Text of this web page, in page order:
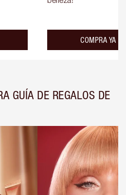
COMPRA YA
GUÍA DE REGALOS DE